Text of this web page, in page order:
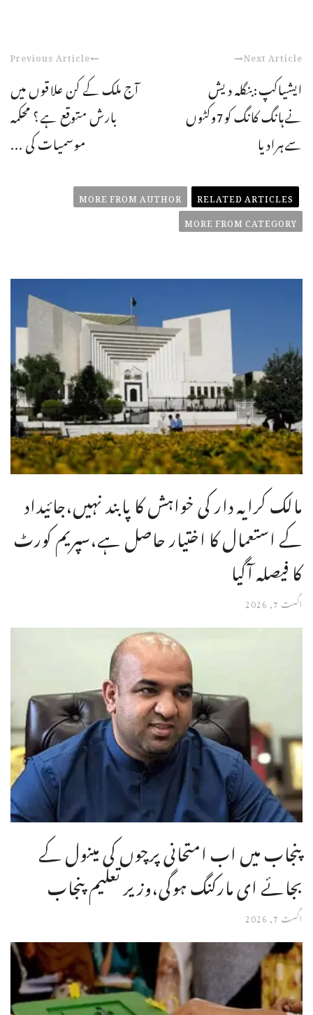
Previous Article
آج ملک کے کن علاقوں میں
بارش متوقع ہے؟ محکمہ
موسمیات کی ...
Next Article
ایشیاکپ:بنگلہ دیش
نےہانگ کانگ کو7وکٹوں
سےہرادیا
RELATED ARTICLES
MORE FROM AUTHOR
MORE FROM CATEGORY
مالک کرایہ دار کی خواہش کا پابند نہیں،جائیداد
کے استعمال کا اختیار حاصل ہے،سپریم کورٹ
کا فیصلہ آگیا
اگست 7, 2026
پنجاب میں اب امتحانی پرچوں کی مینول کے
بجائے ای مارکنگ ہوگی،وزیر تعلیم پنجاب
اگست 7, 2026